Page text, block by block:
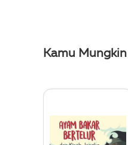
Kamu Mungkin